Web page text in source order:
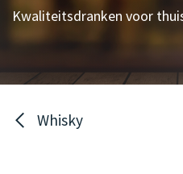
Kwaliteitsdranken voor
Whisky